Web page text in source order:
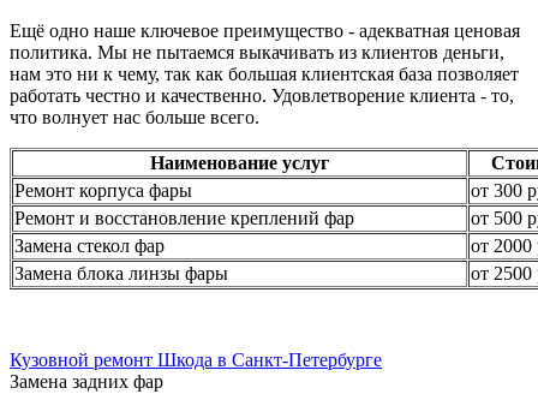
Ещё одно наше ключевое преимущество - адекватная ценовая
политика. Мы не пытаемся выкачивать из клиентов деньги,
нам это ни к чему, так как большая клиентская база позволяет
работать честно и качественно. Удовлетворение клиента - то,
что волнует нас больше всего.
Наименование услуг
Ремонт корпуса фары
от 300
Ремонт и восстановление креплений фар
от 500
Замена стекол фар
от 2000
Замена блока линзы фары
от 2500
Кузовной ремонт Шкода в Санкт-Петербурге
Замена задних фар